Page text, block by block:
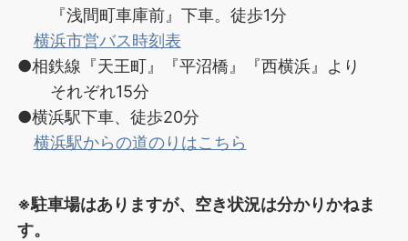
『浅間町車庫前』下車。徒歩1分
横浜市営バス時刻表
●相鉄線『天王町』『平沼橋』『西横浜』より
それぞれ15分
●横浜駅下車、徒歩20分
横浜駅からの道のりはこちら
※駐車場はありますが、空き状況は分かりかねま
す。